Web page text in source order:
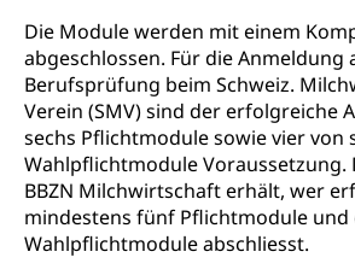
Die Module werden mit einem
abgeschlossen. Für die Anmeldung
Berufsprüfung beim Schweiz.
Verein (SMV) sind der erfolgreiche
sechs Pflichtmodule sowie vier von
Wahlpflichtmodule Voraussetzung.
BBZN Milchwirtschaft erhält, wer
mindestens fünf Pflichtmodule und
Wahlpflichtmodule abschliesst.
Zivilschutz
Staat und Recht
Gleichstellung von Frau und
Diskriminierung,
Gleichstellung aller
Lebensformen
Zivilverfahren